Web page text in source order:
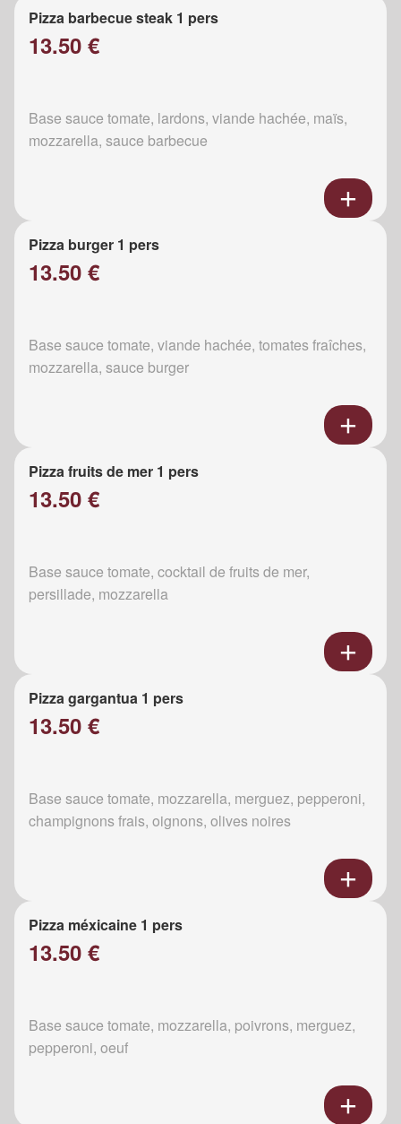
Pizza barbecue steak 1 pers
13.50 €
Base sauce tomate, lardons, viande hachée, maïs,
mozzarella, sauce barbecue
Pizza burger 1 pers
13.50 €
Base sauce tomate, viande hachée, tomates fraîches,
mozzarella, sauce burger
Pizza fruits de mer 1 pers
13.50 €
Base sauce tomate, cocktail de fruits de mer,
persillade, mozzarella
Pizza gargantua 1 pers
13.50 €
Base sauce tomate, mozzarella, merguez, pepperoni,
champignons frais, oignons, olives noires
Pizza méxicaine 1 pers
13.50 €
Base sauce tomate, mozzarella, poivrons, merguez,
pepperoni, oeuf